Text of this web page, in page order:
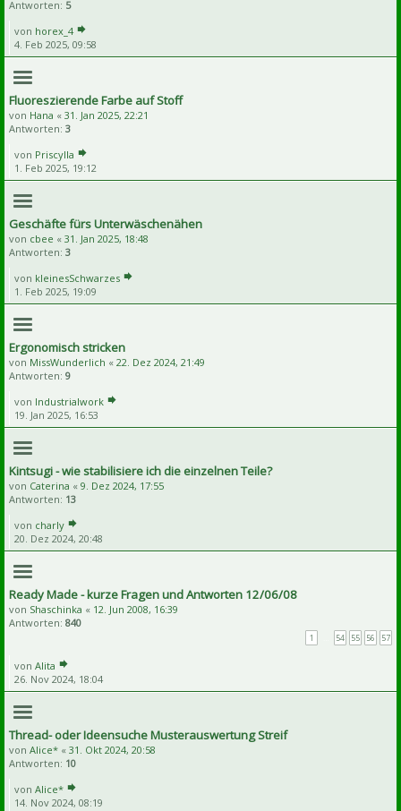
Antworten: 5
von horex_4
4. Feb 2025, 09:58
Fluoreszierende Farbe auf Stoff
von Hana « 31. Jan 2025, 22:21
Antworten: 3
von Priscylla
1. Feb 2025, 19:12
Geschäfte fürs Unterwäschenähen
von cbee « 31. Jan 2025, 18:48
Antworten: 3
von kleinesSchwarzes
1. Feb 2025, 19:09
Ergonomisch stricken
von MissWunderlich « 22. Dez 2024, 21:49
Antworten: 9
von Industrialwork
19. Jan 2025, 16:53
Kintsugi - wie stabilisiere ich die einzelnen Teile?
von Caterina « 9. Dez 2024, 17:55
Antworten: 13
von charly
20. Dez 2024, 20:48
Ready Made - kurze Fragen und Antworten 12/06/08
von Shaschinka « 12. Jun 2008, 16:39
Antworten: 840
1 54 55 56 57
von Alita
26. Nov 2024, 18:04
Thread- oder Ideensuche Musterauswertung Streif
von Alice* « 31. Okt 2024, 20:58
Antworten: 10
von Alice*
14. Nov 2024, 08:19